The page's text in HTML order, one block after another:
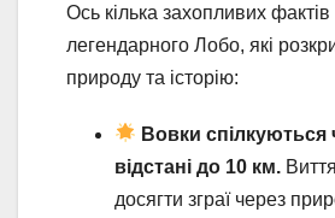
Ось кілька захопливих фактів
легендарного Лобо, які
природу та історію:
Вовки спілкуються
відстані до 10 км.
досягти зграї через